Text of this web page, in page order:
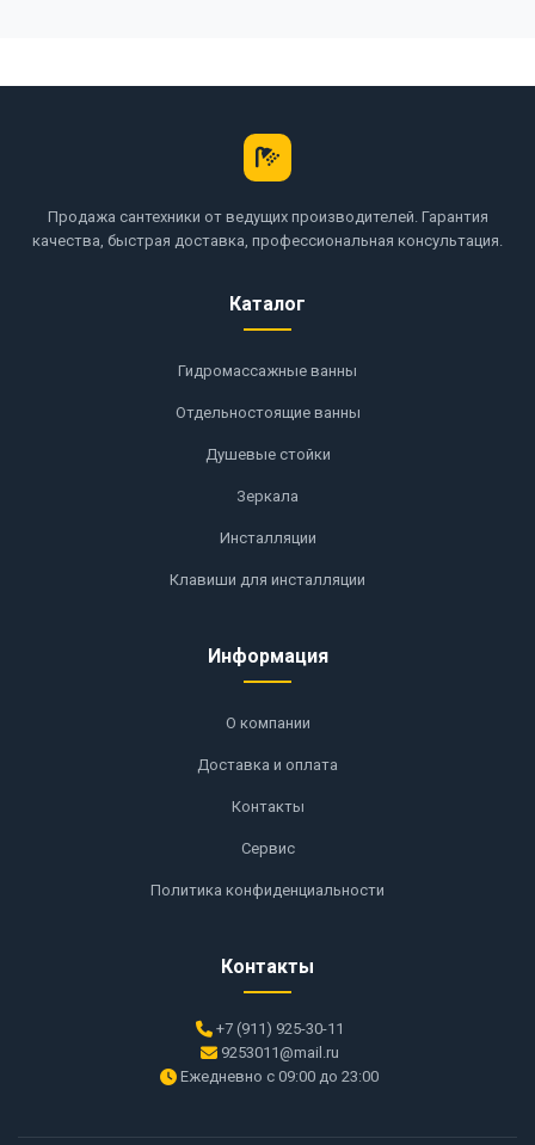
Продажа сантехники от ведущих производителей. Гарантия
качества, быстрая доставка, профессиональная консультация.
Каталог
Гидромассажные ванны
Отдельностоящие ванны
Душевые стойки
Зеркала
Инсталляции
Клавиши для инсталляции
Информация
О компании
Доставка и оплата
Контакты
Сервис
Политика конфиденциальности
Контакты
+7 (911) 925-30-11
9253011@mail.ru
Ежедневно с 09:00 до 23:00